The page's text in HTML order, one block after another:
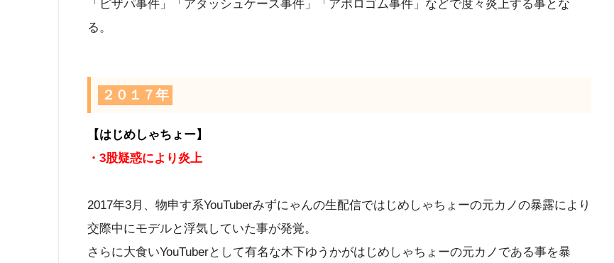
「ピザパ事件」「アタッシュケース事件」「アポロゴム事件」などで度々炎上する事とな
る。
２０１７年
【はじめしゃちょー】
・3股疑惑により炎上
2017年3月、物申す系YouTuberみずにゃんの生配信ではじめしゃちょーの元カノの暴露により
交際中にモデルと浮気していた事が発覚。
さらに大食いYouTuberとして有名な木下ゆうかがはじめしゃちょーの元カノである事を暴